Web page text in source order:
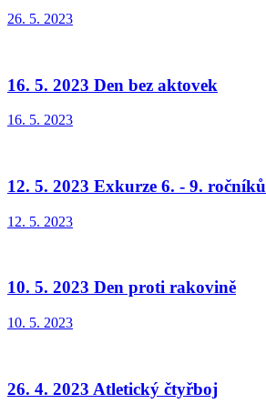
26. 5. 2023
16. 5. 2023 Den bez aktovek
16. 5. 2023
12. 5. 2023 Exkurze 6. - 9. ročníků
12. 5. 2023
10. 5. 2023 Den proti rakovině
10. 5. 2023
26. 4. 2023 Atletický čtyřboj